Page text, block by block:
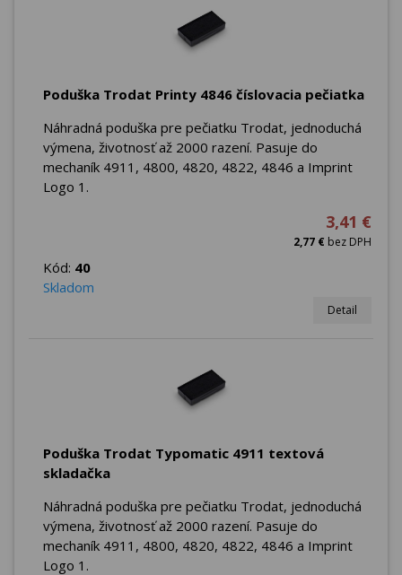
Poduška Trodat Printy 4846 číslovacia pečiatka
Náhradná poduška pre pečiatku Trodat, jednoduchá
výmena, životnosť až 2000 razení. Pasuje do
mechaník 4911, 4800, 4820, 4822, 4846 a Imprint
Logo 1.
3,41 €
2,77 € bez DPH
Kód: 40
Skladom
Detail
Poduška Trodat Typomatic 4911 textová
skladačka
Náhradná poduška pre pečiatku Trodat, jednoduchá
výmena, životnosť až 2000 razení. Pasuje do
mechaník 4911, 4800, 4820, 4822, 4846 a Imprint
Logo 1.